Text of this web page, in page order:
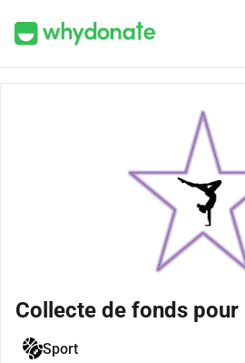
Collecte de fonds pour
Sport